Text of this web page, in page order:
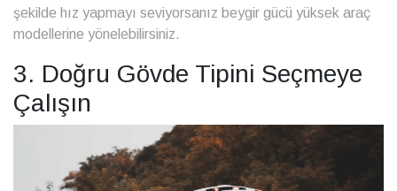
şekilde hız yapmayı seviyorsanız beygir gücü yüksek araç
modellerine yönelebilirsiniz.
3. Doğru Gövde Tipini Seçmeye
Çalışın